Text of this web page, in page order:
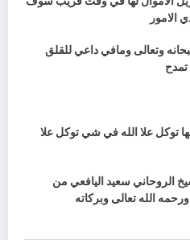
الامور
وتعالى ومافي داعي للقلق
تمدح
توكل علا الله في شي توكل علا
الروحاني سعيد اليافعي من
الله تعالى وبركاته